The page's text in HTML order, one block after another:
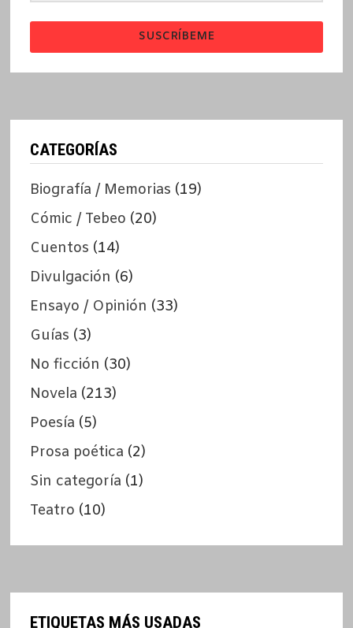
SUSCRÍBEME
CATEGORÍAS
Biografía / Memorias (19)
Cómic / Tebeo (20)
Cuentos (14)
Divulgación (6)
Ensayo / Opinión (33)
Guías (3)
No ficción (30)
Novela (213)
Poesía (5)
Prosa poética (2)
Sin categoría (1)
Teatro (10)
ETIQUETAS MÁS USADAS